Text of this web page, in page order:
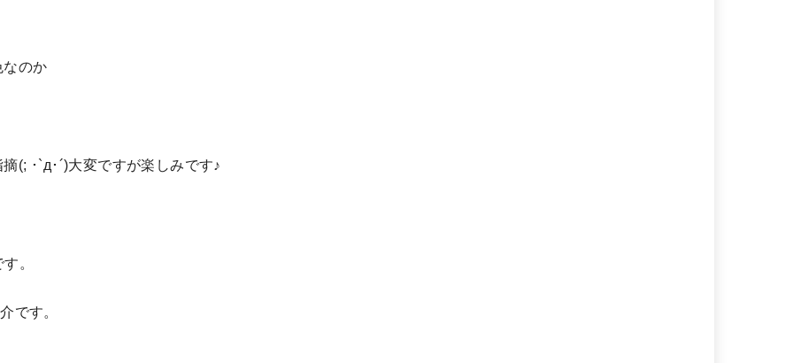
のか
(; ･`д･´)大変ですが楽しみです♪
。
です。